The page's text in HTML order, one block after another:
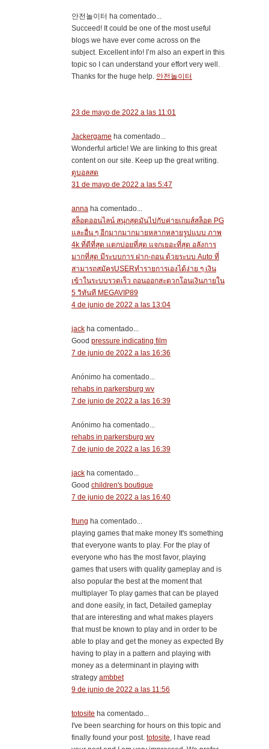
안전놀이터 ha comentado...
Succeed! It could be one of the most useful
blogs we have ever come across on the
subject. Excellent info! I’m also an expert in this
topic so I can understand your effort very well.
Thanks for the huge help. 안전놀이터
23 de mayo de 2022 a las 11:01
Jackergame ha comentado...
Wonderful article! We are linking to this great
content on our site. Keep up the great writing.
ดูบอลสด
31 de mayo de 2022 a las 5:47
anna ha comentado...
สล็อตออนไลน์ สนุกสุดมันไปกับค่ายเกมส์สล็อต PG
และอื่น ๆ อีกมากมากมายหลากหลายรูปแบบ ภาพ
4k ที่ดีที่สุด แตกบ่อยที่สุด แจกเยอะที่สุด อลังการ
มากที่สุด มีระบบการ ฝาก-ถอน ด้วยระบบ Auto ที่
สามารถสมัครUSERทำรายการเองได้ง่าย ๆ เงิน
เข้าในระบบรวดเร็ว ถอนออกสะดวกโอนเงินภายใน
5 วิทันที MEGAVIP89
4 de junio de 2022 a las 13:04
jack ha comentado...
Good pressure indicating film
7 de junio de 2022 a las 16:36
Anónimo ha comentado...
rehabs in parkersburg wv
7 de junio de 2022 a las 16:39
Anónimo ha comentado...
rehabs in parkersburg wv
7 de junio de 2022 a las 16:39
jack ha comentado...
Good children's boutique
7 de junio de 2022 a las 16:40
frung ha comentado...
playing games that make money It's something
that everyone wants to play. For the play of
everyone who has the most favor, playing
games that users with quality gameplay and is
also popular the best at the moment that
multiplayer To play games that can be played
and done easily, in fact, Detailed gameplay
that are interesting and what makes players
that must be known to play and in order to be
able to play and get the money as expected By
having to play in a pattern and playing with
money as a determinant in playing with
strategy ambbet
9 de junio de 2022 a las 11:56
totosite ha comentado...
I've been searching for hours on this topic and
finally found your post. totosite, I have read